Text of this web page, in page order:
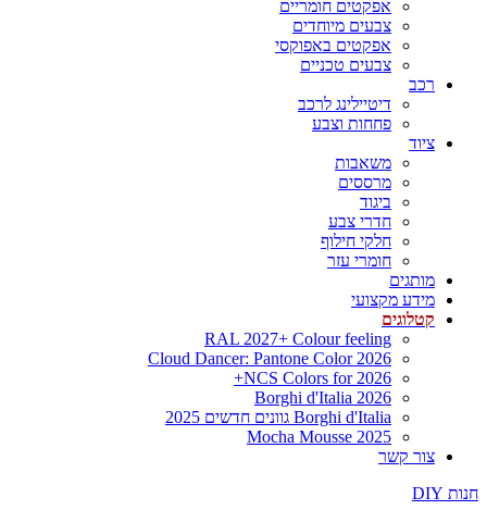
אפקטים חומריים
צבעים מיוחדים
אפקטים באפוקסי
צבעים טכניים
רכב
דיטיילינג לרכב
פחחות וצבע
ציוד
משאבות
מרססים
ביגוד
חדרי צבע
חלקי חילוף
חומרי עזר
מותגים
מידע מקצועי
קטלוגים
RAL 2027+ Colour feeling
Cloud Dancer: Pantone Color 2026
NCS Colors for 2026+
Borghi d'Italia 2026
Borghi d'Italia גוונים חדשים 2025
Mocha Mousse 2025
צור קשר
חנות DIY